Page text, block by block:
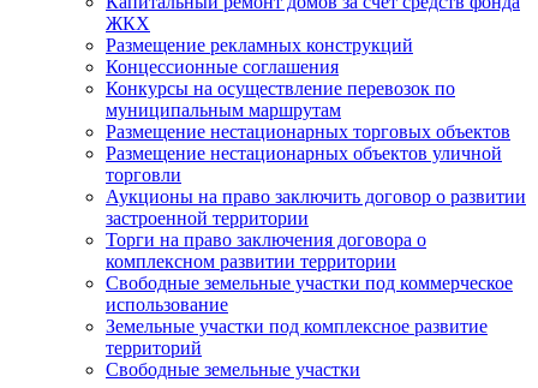
ЖКХ
Размещение рекламных конструкций
Концессионные соглашения
Конкурсы на осуществление перевозок по
муниципальным маршрутам
Размещение нестационарных торговых объектов
Размещение нестационарных объектов уличной
торговли
Аукционы на право заключить договор о развитии
застроенной территории
Торги на право заключения договора о
комплексном развитии территории
Свободные земельные участки под коммерческое
использование
Земельные участки под комплексное развитие
территорий
Свободные земельные участки